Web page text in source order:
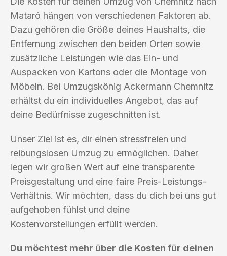
Mataró hängen von verschiedenen Faktoren ab.
Dazu gehören die Größe deines Haushalts, die
Entfernung zwischen den beiden Orten sowie
zusätzliche Leistungen wie das Ein- und
Auspacken von Kartons oder die Montage von
Möbeln. Bei Umzugskönig Ackermann Chemnitz
erhältst du ein individuelles Angebot, das auf
deine Bedürfnisse zugeschnitten ist.
Unser Ziel ist es, dir einen stressfreien und
reibungslosen Umzug zu ermöglichen. Daher
legen wir großen Wert auf eine transparente
Preisgestaltung und eine faire Preis-Leistungs-
Verhältnis. Wir möchten, dass du dich bei uns gut
aufgehoben fühlst und deine
Kostenvorstellungen erfüllt werden.
Du möchtest mehr über die Kosten für deinen